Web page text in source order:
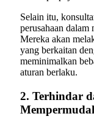
Selain itu,
perusahaan dalam
Mereka akan
yang berkaitan
meminimalkan
aturan berlaku.
2. Terhindar